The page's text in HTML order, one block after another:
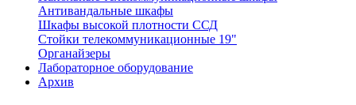
Антивандальные шкафы
Шкафы высокой плотности ССД
Стойки телекоммуникационные 19"
Органайзеры
Лабораторное оборудование
Архив